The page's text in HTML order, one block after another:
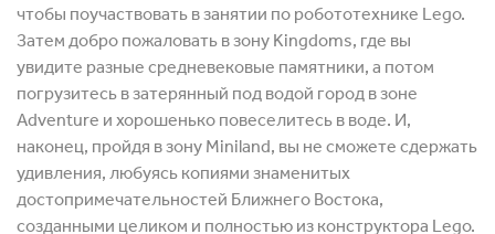
чтобы поучаствовать в занятии по робототехнике Lego.
Затем добро пожаловать в зону Kingdoms, где вы
увидите разные средневековые памятники, а потом
погрузитесь в затерянный под водой город в зоне
Adventure и хорошенько повеселитесь в воде. И,
наконец, пройдя в зону Miniland, вы не сможете сдержать
удивления, любуясь копиями знаменитых
достопримечательностей Ближнего Востока,
созданными целиком и полностью из конструктора Lego.